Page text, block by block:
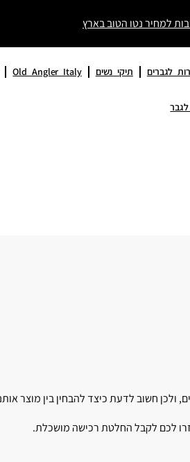
למחיר נטו הטוב בארץ
לגברים תיקי נשים Old Angler Italy
חשוב לדעת כיצד להבחין בין מוצר
לכם לקבל החלטת רכישה מושכלת.